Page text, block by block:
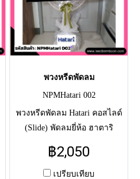
พวงหรีดพัดลม
NPMHatari 002
พวงหรีดพัดลม Hatari คอสไลด์
(Slide) พัดลมยี่ห้อ ฮาตาริ
มี ขนาด16" ราคา 2050.-
ขนาด18" ราคา 2550.-
฿2,050
เปรียบเทียบ